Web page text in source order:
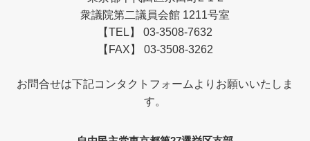
衆議院第二議員会館 1211号室
【TEL】 03-3508-7632
【FAX】 03-3508-3262
お問合せは下記コンタクトフォームよりお願いいたしま
す。